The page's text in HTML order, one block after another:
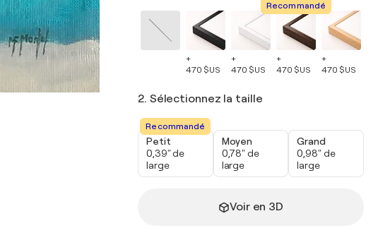
+
470 $US
+
470 $US
Recommandé
+
470 $US
+
470 $US
2. Sélectionnez la taille
Recommandé
Petit
0,39" de
large
Moyen
0,78" de
large
Grand
0,98" de
large
Voir en 3D